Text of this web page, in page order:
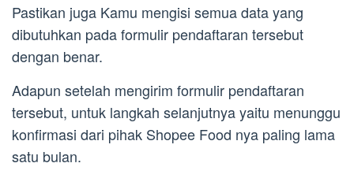
Pastikan juga Kamu mengisi semua data yang
dibutuhkan pada formulir pendaftaran tersebut
dengan benar.
Adapun setelah mengirim formulir pendaftaran
tersebut, untuk langkah selanjutnya yaitu menunggu
konfirmasi dari pihak Shopee Food nya paling lama
satu bulan.